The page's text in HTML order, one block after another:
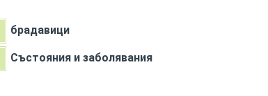
брадавици
Състояния и заболявания